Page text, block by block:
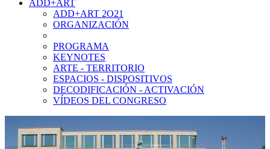
ADD+ART
ADD+ART 2O21
ORGANIZACIÓN
PROGRAMA
KEYNOTES
ARTE - TERRITORIO
ESPACIOS - DISPOSITIVOS
DECODIFICACIÓN - ACTIVACIÓN
VÍDEOS DEL CONGRESO